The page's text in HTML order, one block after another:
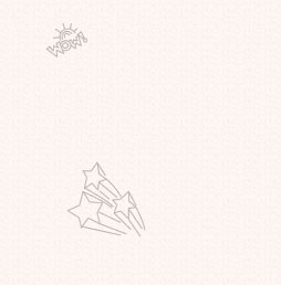
พนักงานใหม่ (โปรดรับไว้พิจารณา)
(2026)
Morning Glory (2010) ยำข่าวเช้ากู้
เรตติ้ง
Project Hail Mary (2026) ภารกิจกู้